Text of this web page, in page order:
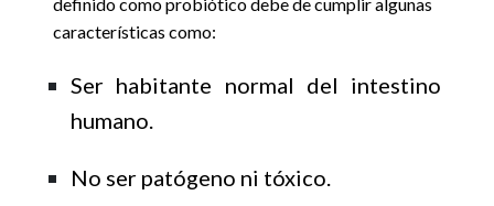
características como:
Ser habitante normal del intestino
humano.
No ser patógeno ni tóxico.